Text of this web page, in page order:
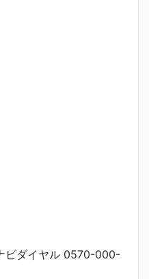
ビダイヤル 0570-000-